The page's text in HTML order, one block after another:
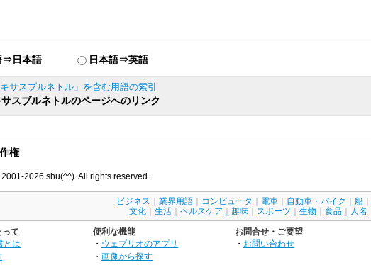
⇒日本語 日本語⇒英語
キサスブルネトル」を含む用語の索引
スブルネトルのページへのリンク
権
2026 shu(^^). All rights reserved.
ビジネス 業界用語 コンピュータ 電車 自動車・バイク 船
文化
生活 ヘルスケア 趣味 スポーツ 生物 食品 人名
って
とは
便利な機能
・ ウェブリオのアプリ
・ 画像から探す
お問合せ・ご要望
・ お問い合わせ